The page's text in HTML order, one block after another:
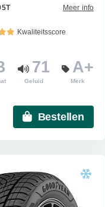
Meer info
Kwaliteitsscore
71
Geluid
A+
Merk
Bestellen